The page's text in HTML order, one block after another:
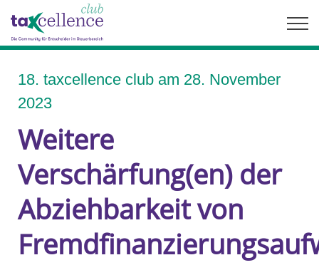
content
18. taxcellence club am 28. November
2023
Weitere
Verschärfung(en) der
Abziehbarkeit von